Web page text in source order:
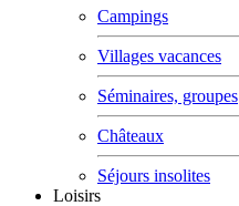
Campings
Villages vacances
Séminaires, groupes
Châteaux
Séjours insolites
Loisirs